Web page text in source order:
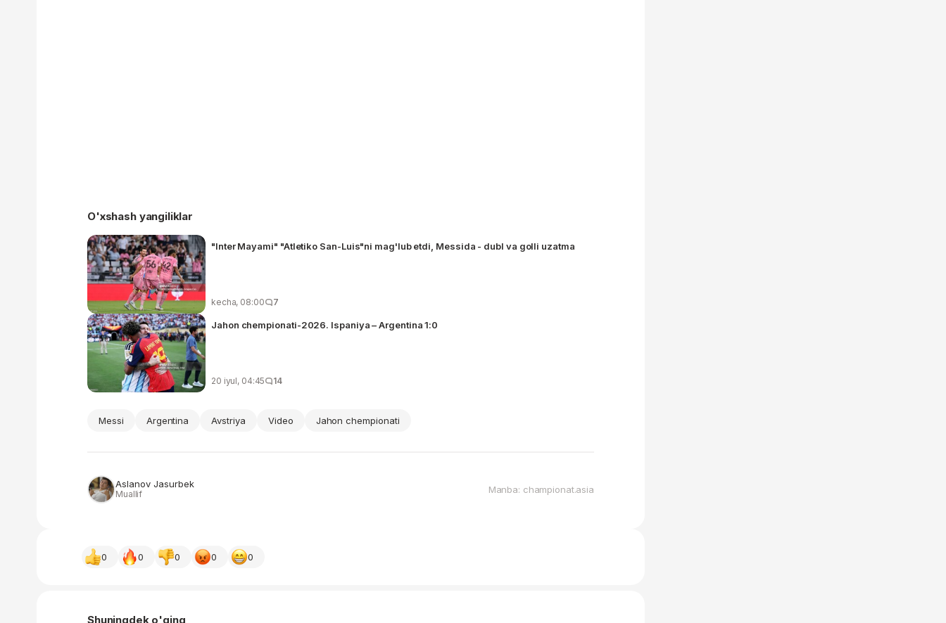
O'xshash yangiliklar
"Inter Mayami" "Atletiko San-Luis"ni mag'lub etdi, Messida - dubl va golli uzatma
kecha, 08:00 7
Jahon chempionati-2026. Ispaniya – Argentina 1:0
20 iyul, 04:45 14
Messi Argentina Avstriya Video Jahon chempionati
Aslanov Jasurbek
Muallif Manba: championat.asia
0 0 0 0 0
Shuningdek o'qing